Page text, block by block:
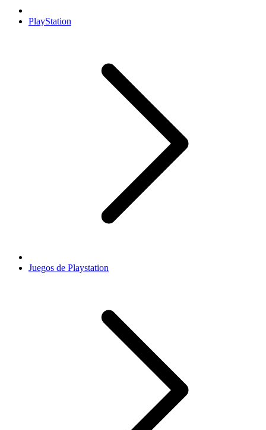
PlayStation
Juegos de Playstation